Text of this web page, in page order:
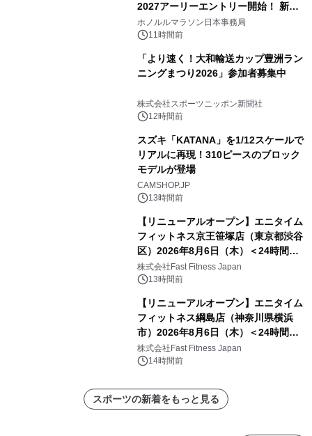
2027アーリーエントリー開始！ 新カ
テゴリー「ハパルアIKI(イキ)」(約
13.4km)が登場
ホノルルマラソン日本事務局
11時間前
「より速く！大和輸送カップ豊洲ラン
ニングまつり2026」参加者募集中
株式会社スポーツニッポン新聞社
12時間前
スズキ「KATANA」を1/12スケールで
リアルに再現！310ピースのブロック
モデルが登場
CAMSHOP.JP
13時間前
【リニューアルオープン】エニタイム
フィットネス京王笹塚店（東京都渋谷
区）2026年8月6日（木）＜24時間年
中無休のフィットネスジム＞
株式会社Fast Fitness Japan
13時間前
【リニューアルオープン】エニタイム
フィットネス綱島店（神奈川県横浜
市）2026年8月6日（木）＜24時間年
中無休のフィットネスジム＞
株式会社Fast Fitness Japan
14時間前
スポーツの新着をもっと見る